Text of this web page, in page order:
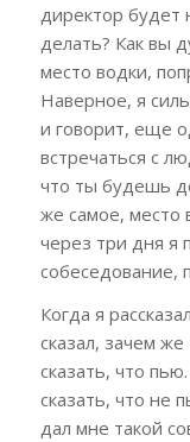
директор будет
делать? Как вы
место водки,
Наверное, я
и говорит, еще
встречаться с
что ты будешь
же самое, место
через три дня я
собеседование,
Когда я
сказал, зачем
сказать, что
сказать, что не
дал мне такой